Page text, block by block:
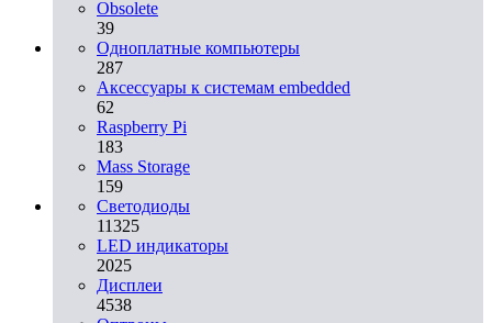
Obsolete
39
Одноплатные компьютеры
287
Аксессуары к системам embedded
62
Raspberry Pi
183
Mass Storage
159
Светодиоды
11325
LED индикаторы
2025
Дисплеи
4538